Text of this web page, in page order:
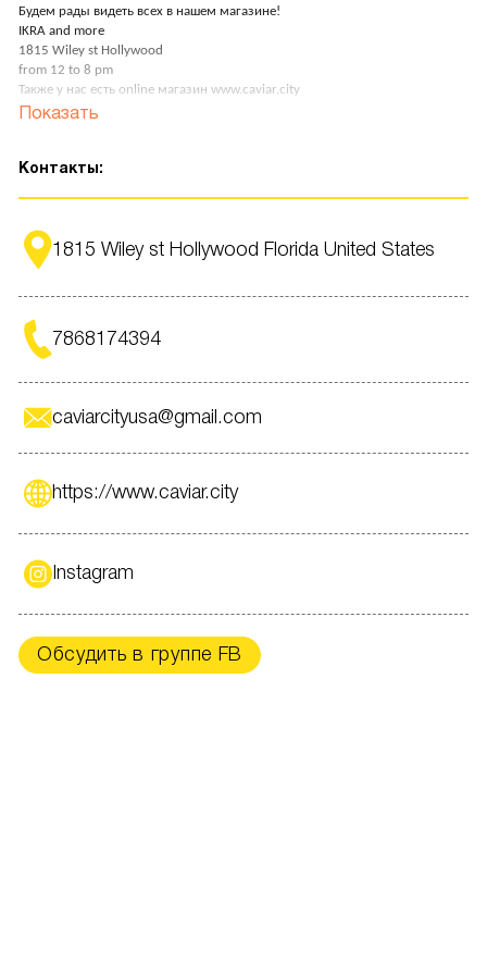
Будем рады видеть всех в нашем магазине!
IKRA and more
1815 Wiley st Hollywood
from 12 to 8 pm
Также у нас есть online магазин www.caviar.city
Overnight доставки доступны по всем штатам USA.
Добро пожаловать в наш семейный магазин икры и гурмэ «Ikra and
Показать
Контакты:
1815 Wiley st Hollywood Florida United States
7868174394
caviarcityusa@gmail.com
https://www.caviar.city
Instagram
Обсудить в группе FB